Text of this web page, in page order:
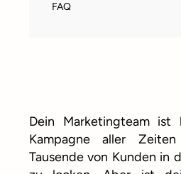
FAQ
Dein Marketingteam
Kampagne aller
Tausende von Kunden in